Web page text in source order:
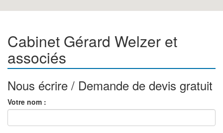
Cabinet Gérard Welzer et
associés
Nous écrire / Demande de devis gratuit
Votre nom :